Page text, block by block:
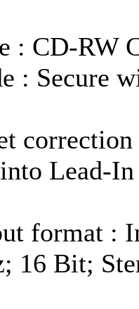
: CD-RW
: Secure
Lead-
format :
16 Bit;